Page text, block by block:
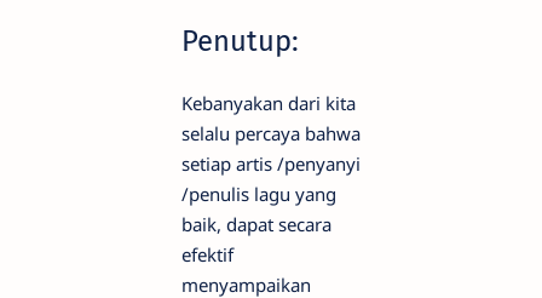
Penutup:
Kebanyakan dari kita
selalu percaya bahwa
setiap artis /penyanyi
/penulis lagu yang
baik, dapat secara
efektif
menyampaikan